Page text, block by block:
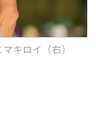
キロイ（右）